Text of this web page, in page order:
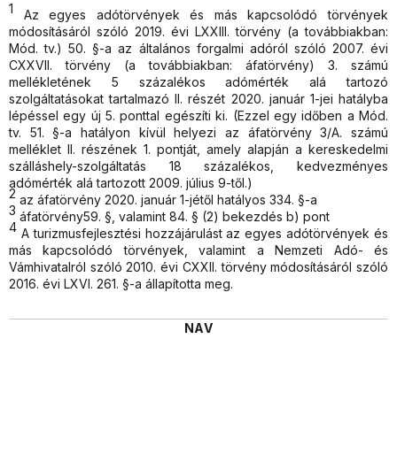
1
Az egyes adótörvények és más kapcsolódó törvények
módosításáról szóló 2019. évi LXXIII. törvény (a továbbiakban:
Mód. tv.) 50. §-a az általános forgalmi adóról szóló 2007. évi
CXXVII. törvény (a továbbiakban: áfatörvény) 3. számú
mellékletének 5 százalékos adómérték alá tartozó
szolgáltatásokat tartalmazó II. részét 2020. január 1-jei hatályba
lépéssel egy új 5. ponttal egészíti ki. (Ezzel egy időben a Mód.
tv. 51. §-a hatályon kívül helyezi az áfatörvény 3/A. számú
melléklet II. részének 1. pontját, amely alapján a kereskedelmi
szálláshely-szolgáltatás 18 százalékos, kedvezményes
adómérték alá tartozott 2009. július 9-től.)
2 az áfatörvény 2020. január 1-jétől hatályos 334. §-a
3 áfatörvény59. §, valamint 84. § (2) bekezdés b) pont
4 A turizmusfejlesztési hozzájárulást az egyes adótörvények és
más kapcsolódó törvények, valamint a Nemzeti Adó- és
Vámhivatalról szóló 2010. évi CXXII. törvény módosításáról szóló
2016. évi LXVI. 261. §-a állapította meg.
NAV